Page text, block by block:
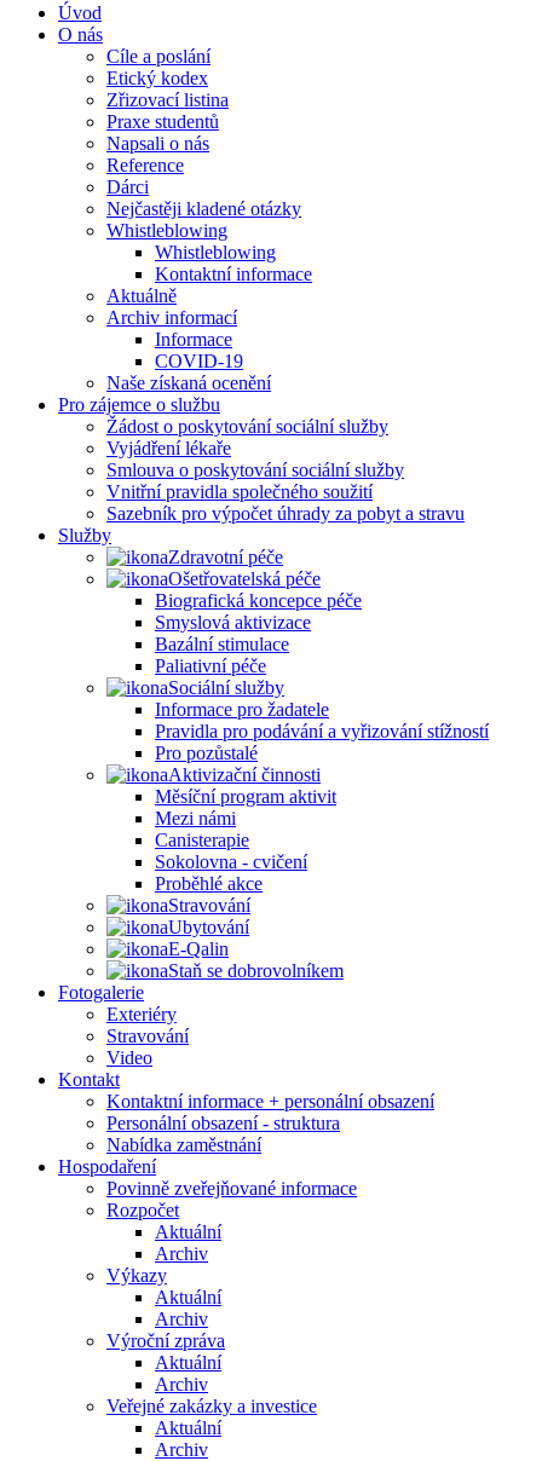
Úvod
O nás
Cíle a poslání
Etický kodex
Zřizovací listina
Praxe studentů
Napsali o nás
Reference
Dárci
Nejčastěji kladené otázky
Whistleblowing
Whistleblowing
Kontaktní informace
Aktuálně
Archiv informací
Informace
COVID-19
Naše získaná ocenění
Pro zájemce o službu
Žádost o poskytování sociální služby
Vyjádření lékaře
Smlouva o poskytování sociální služby
Vnitřní pravidla společného soužití
Sazebník pro výpočet úhrady za pobyt a stravu
Služby
Zdravotní péče
Ošetřovatelská péče
Biografická koncepce péče
Smyslová aktivizace
Bazální stimulace
Paliativní péče
Sociální služby
Informace pro žadatele
Pravidla pro podávání a vyřizování stížností
Pro pozůstalé
Aktivizační činnosti
Měsíční program aktivit
Mezi námi
Canisterapie
Sokolovna - cvičení
Proběhlé akce
Stravování
Ubytování
E-Qalin
Staň se dobrovolníkem
Fotogalerie
Exteriéry
Stravování
Video
Kontakt
Kontaktní informace + personální obsazení
Personální obsazení - struktura
Nabídka zaměstnání
Hospodaření
Povinně zveřejňované informace
Rozpočet
Aktuální
Archiv
Výkazy
Aktuální
Archiv
Výroční zpráva
Aktuální
Archiv
Veřejné zakázky a investice
Aktuální
Archiv